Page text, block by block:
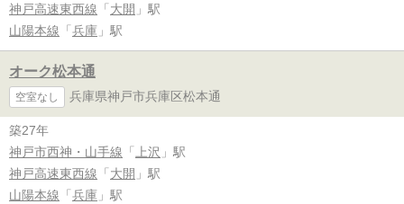
神戸高速東西線 「 大開 」駅
山陽本線 「 兵庫 」駅
オーク松本通
空室なし 兵庫県神戸市兵庫区松本通
築27年
神戸市西神・山手線 「 上沢 」駅
神戸高速東西線 「 大開 」駅
山陽本線 「 兵庫 」駅